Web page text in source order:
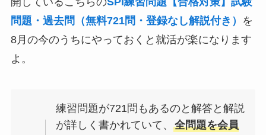
問題・過去問（無料721問・登録なし解説付き）
を
8月の今のうちにやっておくと就活が楽になります
よ。
練習問題が721問もあるのと解答と解説
が詳しく書かれていて、全問題を会員